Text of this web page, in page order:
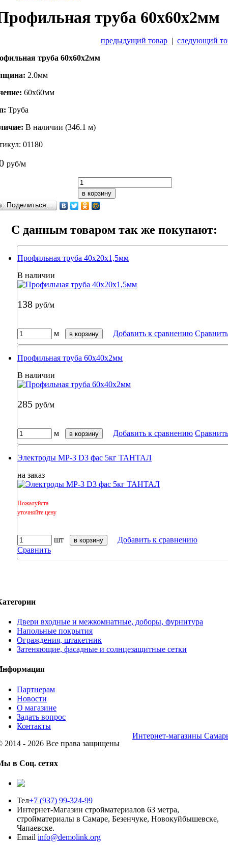
труба 60х60х2мм
предыдущий товар | следующий
труба 60х60х2мм
2.0мм
60х60мм
Труба
В наличии (346.1 м)
01180
руб/м
в корзину
Поделиться…
C данным товаром так же покупают:
Профильная труба 40х20х1,5мм
В наличии
138 руб/м
м в корзину Добавить к сравнению Сравнить
Профильная труба 60х40х2мм
В наличии
285 руб/м
м в корзину Добавить к сравнению Сравнить
Электроды МР-3 D3 фас 5кг ТАНТАЛ
на заказ
Пожалуйста
уточняйте цену
шт в корзину
Добавить к сравнению
Сравнить
Двери входные и межкомнатные, доборы, фурнитура
Напольные покрытия
Ограждения, штакетник
Затеняющие, фасадные и солнцезащитные сетки
Партнерам
Новости
О магазине
Задать вопрос
Контакты
2014 - 2026 Все права защищены
Интернет-магазины
в Соц. сетях
Тел+7 (937) 99-324-99
Интернет-Магазин стройматериалов 63 метра,
стройматериалы в Самаре, Безенчуке, Новокуйбышевске,
Чапаевске.
Email info@demolink.org